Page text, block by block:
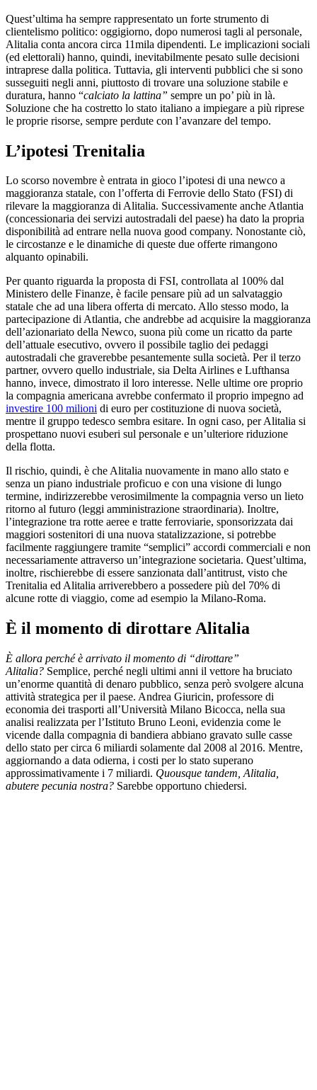
Quest’ultima ha sempre rappresentato un forte strumento di
clientelismo politico: oggigiorno, dopo numerosi tagli al personale,
Alitalia conta ancora circa 11mila dipendenti. Le implicazioni sociali
(ed elettorali) hanno, quindi, inevitabilmente pesato sulle decisioni
intraprese dalla politica. Tuttavia, gli interventi pubblici che si sono
susseguiti negli anni, piuttosto di trovare una soluzione stabile e
duratura, hanno “calciato la lattina” sempre un po’ più in là.
Soluzione che ha costretto lo stato italiano a impiegare a più riprese
le proprie risorse, sempre perdute con l’avanzare del tempo.
L’ipotesi Trenitalia
Lo scorso novembre è entrata in gioco l’ipotesi di una newco a
maggioranza statale, con l’offerta di Ferrovie dello Stato (FSI) di
rilevare la maggioranza di Alitalia. Successivamente anche Atlantia
(concessionaria dei servizi autostradali del paese) ha dato la propria
disponibilità ad entrare nella nuova good company. Nonostante ciò,
le circostanze e le dinamiche di queste due offerte rimangono
alquanto opinabili.
Per quanto riguarda la proposta di FSI, controllata al 100% dal
Ministero delle Finanze, è facile pensare più ad un salvataggio
statale che ad una libera offerta di mercato. Allo stesso modo, la
partecipazione di Atlantia, che andrebbe ad acquisire la maggioranza
dell’azionariato della Newco, suona più come un ricatto da parte
dell’attuale esecutivo, ovvero il possibile taglio dei pedaggi
autostradali che graverebbe pesantemente sulla società. Per il terzo
partner, ovvero quello industriale, sia Delta Airlines e Lufthansa
hanno, invece, dimostrato il loro interesse. Nelle ultime ore proprio
la compagnia americana avrebbe confermato il proprio impegno ad
investire 100 milioni di euro per costituzione di nuova società,
mentre il gruppo tedesco sembra esitare. In ogni caso, per Alitalia si
prospettano nuovi esuberi sul personale e un’ulteriore riduzione
della flotta.
Il rischio, quindi, è che Alitalia nuovamente in mano allo stato e
senza un piano industriale proficuo e con una visione di lungo
termine, indirizzerebbe verosimilmente la compagnia verso un lieto
ritorno al futuro (leggi amministrazione straordinaria). Inoltre,
l’integrazione tra rotte aeree e tratte ferroviarie, sponsorizzata dai
maggiori sostenitori di una nuova statalizzazione, si potrebbe
facilmente raggiungere tramite “semplici” accordi commerciali e non
necessariamente attraverso un’integrazione societaria. Quest’ultima,
inoltre, rischierebbe di essere sanzionata dall’antitrust, visto che
Trenitalia ed Alitalia arriverebbero a possedere più del 70% di
alcune rotte di viaggio, come ad esempio la Milano-Roma.
È il momento di dirottare Alitalia
È allora perché è arrivato il momento di “dirottare”
Alitalia? Semplice, perché negli ultimi anni il vettore ha bruciato
un’enorme quantità di denaro pubblico, senza però svolgere alcuna
attività strategica per il paese. Andrea Giuricin, professore di
economia dei trasporti all’Università Milano Bicocca, nella sua
analisi realizzata per l’Istituto Bruno Leoni, evidenzia come le
vicende dalla compagnia di bandiera abbiano gravato sulle casse
dello stato per circa 6 miliardi solamente dal 2008 al 2016. Mentre,
aggiornando a data odierna, i costi per lo stato superano
approssimativamente i 7 miliardi. Quousque tandem, Alitalia,
abutere pecunia nostra? Sarebbe opportuno chiedersi.